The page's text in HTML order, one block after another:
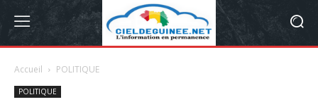
Accueil POLITIQUE
POLITIQUE